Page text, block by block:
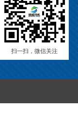
扫一扫，微信关注